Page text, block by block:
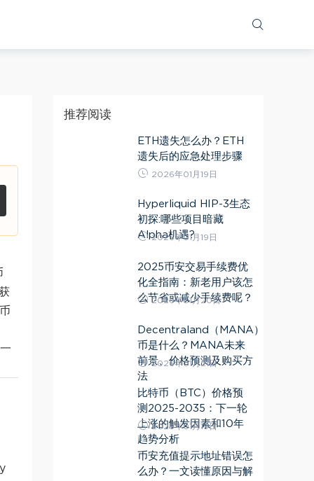
推荐阅读
ETH遗失怎么办？ETH
遗失后的应急处理步骤
2026年01月19日
Hyperliquid HIP-3生态
初探:哪些项目暗藏
Alpha机遇?
2026年01月19日
2025币安交易手续费优
化全指南：新老用户该怎
么节省或减少手续费呢？
2026年01月20日
Decentraland（MANA）
币是什么？MANA未来
前景、价格预测及购买方
法
2026年01月21日
比特币（BTC）价格预
测2025-2035：下一轮
上涨的触发因素和10年
趋势分析
2026年01月19日
币安充值提示地址错误怎
么办？一文读懂原因与解